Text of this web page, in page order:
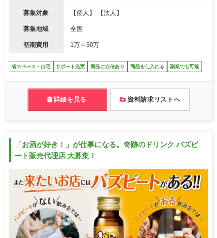
募集対象 【個人】 【法人】
募集地域 全国
初期費用 1万～50万
省スペース・自宅 サポート充実 商品に自信あり 商品を仕入れる 副業でも可能
詳細を見る 資料請求リストへ
「お酒が好き！」が仕事になる。奇跡のドリンク バズビ
ート販売代理店 大募集！